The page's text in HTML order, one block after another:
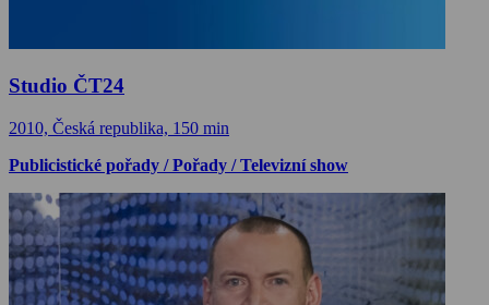
Studio ČT24
2010, Česká republika, 150 min
Publicistické pořady / Pořady / Televizní show